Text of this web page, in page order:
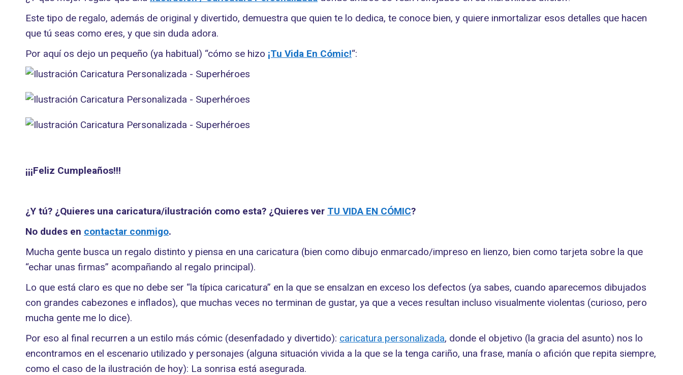
Este tipo de regalo, además de original y divertido, demuestra que quien te lo dedica, te conoce bien, y quiere inmortalizar esos detalles que hacen
que tú seas como eres, y que sin duda adora.
Por aquí os dejo un pequeño (ya habitual) “cómo se hizo ¡Tu Vida En Cómic!“:
¡¡¡Feliz Cumpleaños!!!
¿Y tú? ¿Quieres una caricatura/ilustración como esta? ¿Quieres ver TU VIDA EN CÓMIC?
No dudes en contactar conmigo.
Mucha gente busca un regalo distinto y piensa en una caricatura (bien como dibujo enmarcado/impreso en lienzo, bien como tarjeta sobre la que
“echar unas firmas” acompañando al regalo principal).
Lo que está claro es que no debe ser “la típica caricatura” en la que se ensalzan en exceso los defectos (ya sabes, cuando aparecemos dibujados
con grandes cabezones e inflados), que muchas veces no terminan de gustar, ya que a veces resultan incluso visualmente violentas (curioso, pero
mucha gente me lo dice).
Por eso al final recurren a un estilo más cómic (desenfadado y divertido): caricatura personalizada, donde el objetivo (la gracia del asunto) nos lo
encontramos en el escenario utilizado y personajes (alguna situación vivida a la que se la tenga cariño, una frase, manía o afición que repita siempre,
como el caso de la ilustración de hoy): La sonrisa está asegurada.